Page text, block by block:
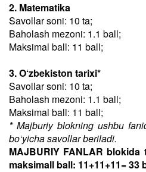
2. Matematika
Savollar soni: 10 ta;
Baholash mezoni: 1.1 ball;
Maksimal ball: 11 ball;
3. O‘zbekiston tarixi*
Savollar soni: 10 ta;
Baholash mezoni: 1.1 ball;
Maksimal ball: 11 ball;
* Majburiy blokning ushbu
bo‘yicha savollar beriladi.
MAJBURIY FANLAR blokida
maksimall ball: 11+11+11= 33